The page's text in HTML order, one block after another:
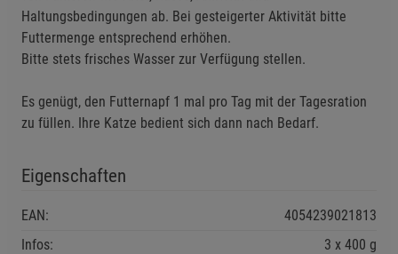
Haltungsbedingungen ab. Bei gesteigerter Aktivität bitte
Futtermenge entsprechend erhöhen.
Bitte stets frisches Wasser zur Verfügung stellen.
Es genügt, den Futternapf 1 mal pro Tag mit der Tagesration
zu füllen. Ihre Katze bedient sich dann nach Bedarf.
Eigenschaften
EAN:
4054239021813
Infos:
3 x 400 g